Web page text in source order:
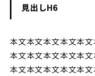
見出しH6
本文本文本文本文本
本文本文本文本文本
本文本文本文本文本